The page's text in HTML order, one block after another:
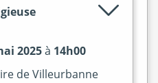
2025à 14h00
de Villeurbanne